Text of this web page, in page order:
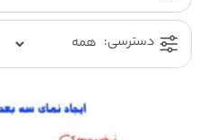
دسترسی: